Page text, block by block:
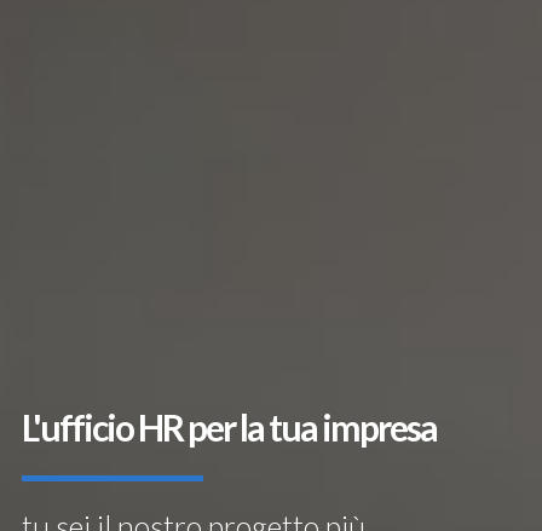
L'ufficio HR per la tua impresa